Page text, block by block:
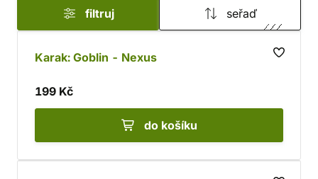
filtruj seřaď
Karak: Goblin - Nexus
199 Kč
do košíku